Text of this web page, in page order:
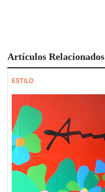
Artículos Relacionados
ESTILO